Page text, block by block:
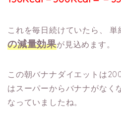
これを毎日続けていたら、 単
の減量効果が見込めます。
この朝バナナダイエットは
はスーパーからバナナがなく
なっていましたね。